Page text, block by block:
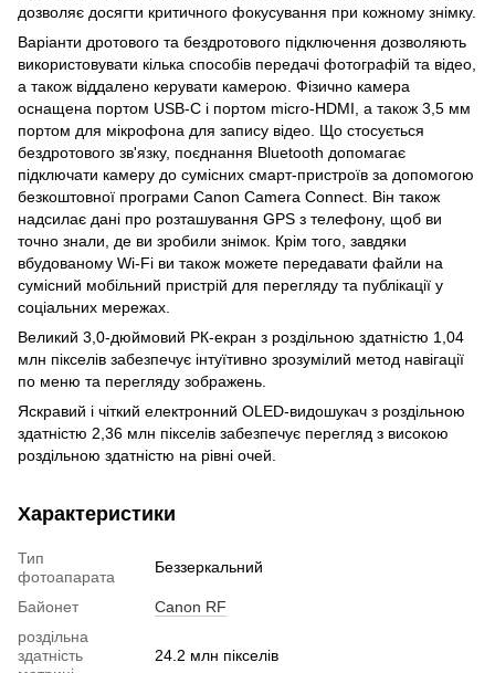
дозволяє досягти критичного фокусування при кожному знімку.
Варіанти дротового та бездротового підключення дозволяють
використовувати кілька способів передачі фотографій та відео,
а також віддалено керувати камерою. Фізично камера
оснащена портом USB-C і портом micro-HDMI, а також 3,5 мм
портом для мікрофона для запису відео. Що стосується
бездротового зв'язку, поєднання Bluetooth допомагає
підключати камеру до сумісних смарт-пристроїв за допомогою
безкоштовної програми Canon Camera Connect. Він також
надсилає дані про розташування GPS з телефону, щоб ви
точно знали, де ви зробили знімок. Крім того, завдяки
вбудованому Wi-Fi ви також можете передавати файли на
сумісний мобільний пристрій для перегляду та публікації у
соціальних мережах.
Великий 3,0-дюймовий РК-екран з роздільною здатністю 1,04
млн пікселів забезпечує інтуїтивно зрозумілий метод навігації
по меню та перегляду зображень.
Яскравий і чіткий електронний OLED-видошукач з роздільною
здатністю 2,36 млн пікселів забезпечує перегляд з високою
роздільною здатністю на рівні очей.
Характеристики
Тип
фотоапарата
Беззеркальний
Байонет
Canon RF
роздільна
здатність
24.2 млн пікселів